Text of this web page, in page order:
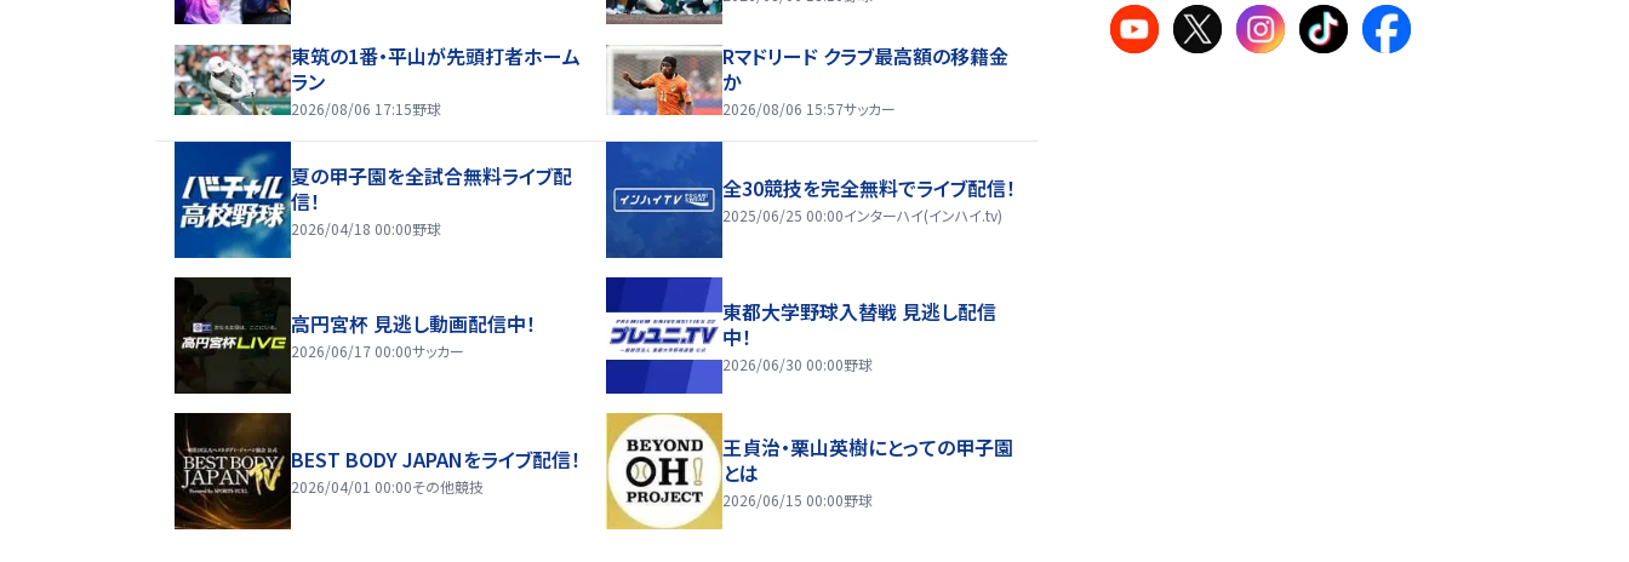
東筑の1番・平山が先頭打者ホーム
ラン
2026/08/06 17:15野球
Rマドリード クラブ最高額の移籍金
か
2026/08/06 15:57サッカー
夏の甲子園を全試合無料ライブ配
信！
2026/04/18 00:00野球
全30競技を完全無料でライブ配信！
2025/06/25 00:00インターハイ(インハイ.tv)
高円宮杯 見逃し動画配信中！
2026/06/17 00:00サッカー
東都大学野球入替戦 見逃し配信
中！
2026/06/30 00:00野球
BEST BODY JAPANをライブ配信！
2026/04/01 00:00その他競技
王貞治・栗山英樹にとっての甲子園
とは
2026/06/15 00:00野球